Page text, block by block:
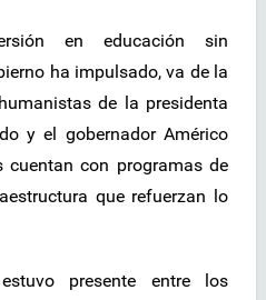
en educación sin
ha impulsado, va de la
de la presidenta
y el gobernador Américo
cuentan con programas de
que refuerzan lo
presente entre los